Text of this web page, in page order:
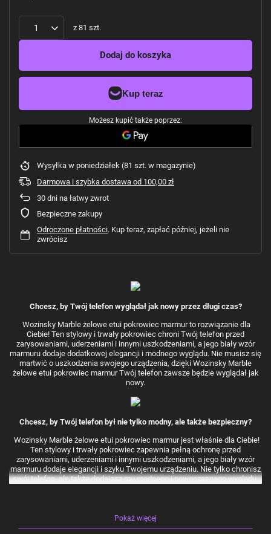
z 81 szt.
Dodaj do koszyka
Możesz kupić także poprzez:
Wysyłka w poniedziałek (81 szt. w magazynie)
Darmowa i szybka dostawa od 100,00 zł
30 dni na łatwy zwrot
Bezpieczne zakupy
Odroczone płatności. Kup teraz, zapłać później, jeżeli nie
zwrócisz
Chcesz, by Twój telefon wyglądał jak nowy przez długi czas?
Wozinsky Marble żelowe etui pokrowiec marmur to rozwiązanie dla
Ciebie! Ten stylowy i trwały pokrowiec chroni Twój telefon przed
zarysowaniami, uderzeniami i innymi uszkodzeniami, a jego biały wzór
marmuru dodaje dodatkowej elegancji i modnego wyglądu. Nie musisz się
martwić o uszkodzenia swojego urządzenia, dzięki Wozinsky Marble
żelowe etui pokrowiec marmur Twój telefon zawsze będzie wyglądał jak
nowy.
Chcesz, by Twój telefon był nie tylko modny, ale także bezpieczny?
Wozinsky Marble żelowe etui pokrowiec marmur jest właśnie dla Ciebie!
Ten stylowy i trwały pokrowiec zapewnia pełną ochronę przed
zarysowaniami, uderzeniami i innymi uszkodzeniami, a jego biały wzór
marmuru dodaje elegancji i szyku Twojemu urządzeniu. Nie tylko chronisz
swój telefon, ale także dodajesz mu modnego i nowoczesnego wyglądu.
Pokaż więcej